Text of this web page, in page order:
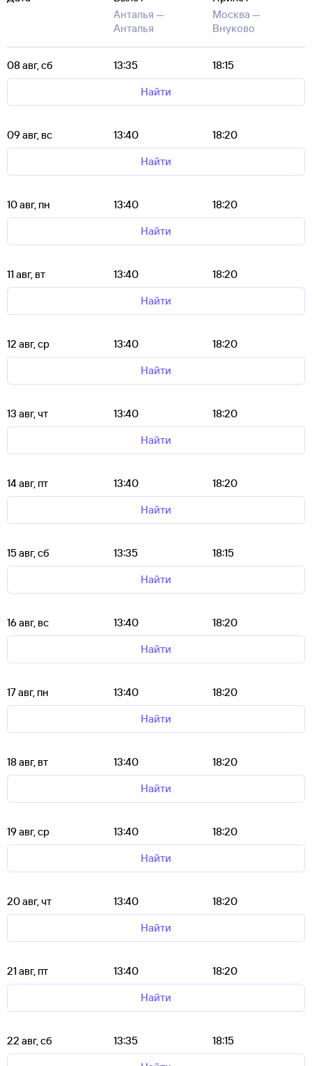
Анталья —
Анталья
Москва —
Внуково
08 авг, сб 13:35
18:15
Найти
09 авг, вс 13:40
18:20
Найти
10 авг, пн 13:40
18:20
Найти
11 авг, вт 13:40
18:20
Найти
12 авг, ср 13:40
18:20
Найти
13 авг, чт 13:40
18:20
Найти
14 авг, пт 13:40
18:20
Найти
15 авг, сб 13:35
18:15
Найти
16 авг, вс 13:40
18:20
Найти
17 авг, пн 13:40
18:20
Найти
18 авг, вт 13:40
18:20
Найти
19 авг, ср 13:40
18:20
Найти
20 авг, чт 13:40
18:20
Найти
21 авг, пт 13:40
18:20
Найти
22 авг, сб 13:35
18:15